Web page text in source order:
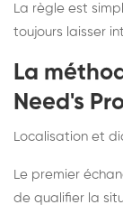
La règle est
toujours laisser
La
Need's
Localisation et
Le premier
de qualifier la